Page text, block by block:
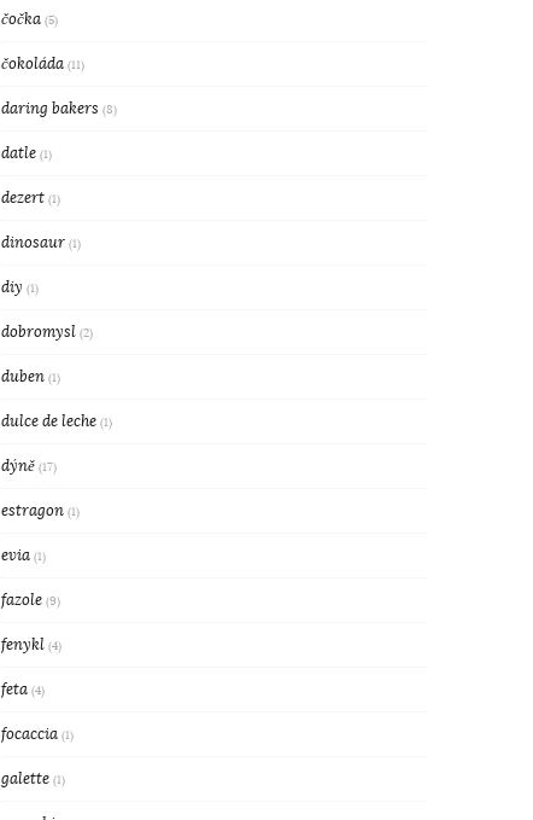
čočka (5)
čokoláda (11)
daring bakers (8)
datle (1)
dezert (1)
dinosaur (1)
diy (1)
dobromysl (2)
duben (1)
dulce de leche (1)
dýně (17)
estragon (1)
evia (1)
fazole (9)
fenykl (4)
feta (4)
focaccia (1)
galette (1)